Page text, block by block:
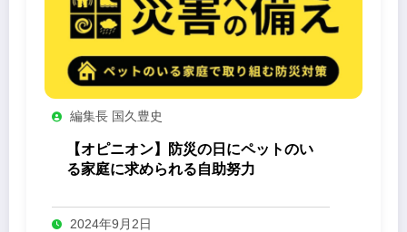
編集長 国久豊史
【オピニオン】防災の日にペットのい
る家庭に求められる自助努力
2024年9月2日